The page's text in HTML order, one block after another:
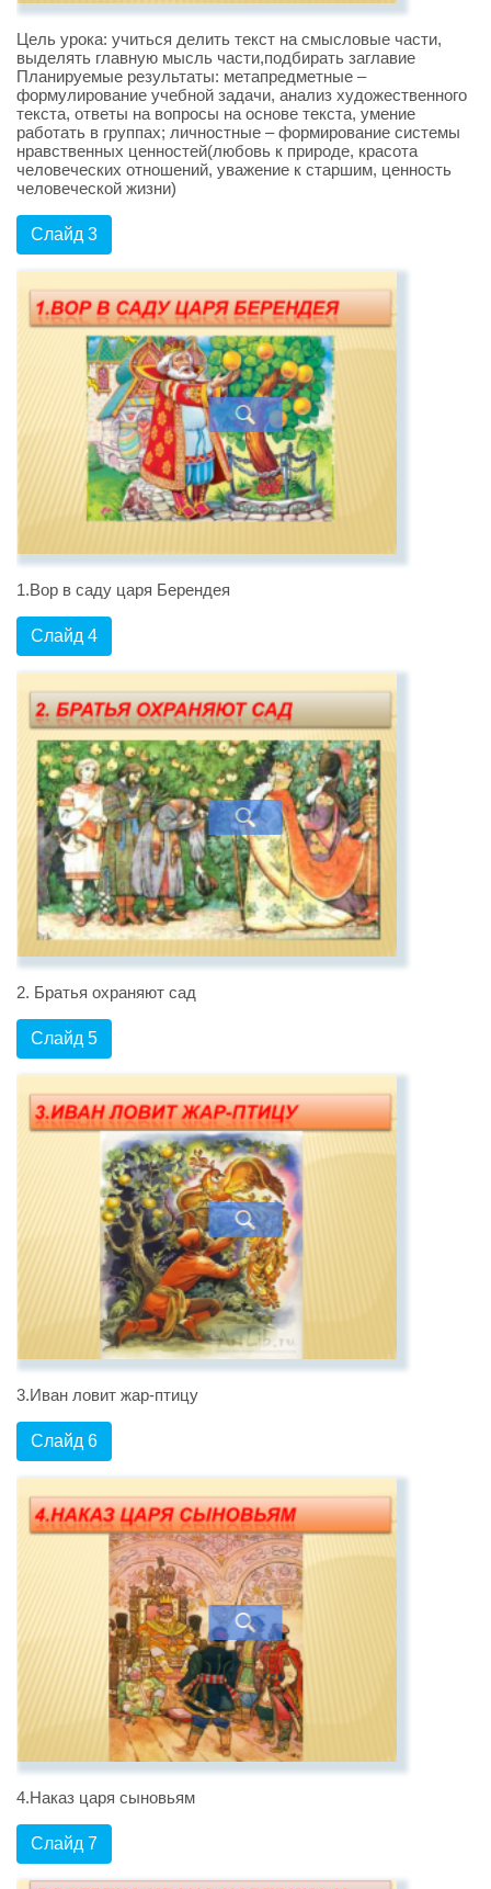
Цель урока: учиться делить текст на смысловые части,
выделять главную мысль части,подбирать заглавие
Планируемые результаты: метапредметные –
формулирование учебной задачи, анализ художественного
текста, ответы на вопросы на основе текста, умение
работать в группах; личностные – формирование системы
нравственных ценностей(любовь к природе, красота
человеческих отношений, уважение к старшим, ценность
человеческой жизни)
Слайд 3
1.Вор в саду царя Берендея
Слайд 4
2. Братья охраняют сад
Слайд 5
3.Иван ловит жар-птицу
Слайд 6
4.Наказ царя сыновьям
Слайд 7